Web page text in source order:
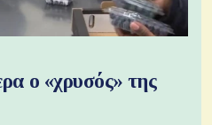
ο «χρυσός» της